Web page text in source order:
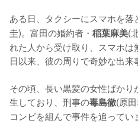
ある日、タクシーにスマホを落
圭)。富田の婚約者・ 稲葉麻美(
れた人から受け取り、スマホ
日以来、彼の周りで奇妙な出来
その頃、長い黒髪の女性ばか
生しており、刑事の毒島徹(原
コンビを組んで事件を追ってい